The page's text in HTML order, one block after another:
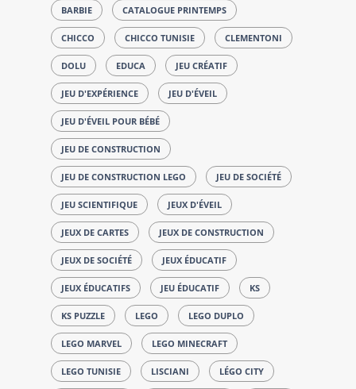
BARBIE CATALOGUE PRINTEMPS
CHICCO CHICCO TUNISIE CLEMENTONI
DOLU EDUCA JEU CRÉATIF
JEU D'EXPÉRIENCE JEU D'ÉVEIL
JEU D'ÉVEIL POUR BÉBÉ
JEU DE CONSTRUCTION
JEU DE CONSTRUCTION LEGO JEU DE SOCIÉTÉ
JEU SCIENTIFIQUE JEUX D'ÉVEIL
JEUX DE CARTES JEUX DE CONSTRUCTION
JEUX DE SOCIÉTÉ JEUX ÉDUCATIF
JEUX ÉDUCATIFS JEU ÉDUCATIF KS
KS PUZZLE LEGO LEGO DUPLO
LEGO MARVEL LEGO MINECRAFT
LEGO TUNISIE LISCIANI LÉGO CITY